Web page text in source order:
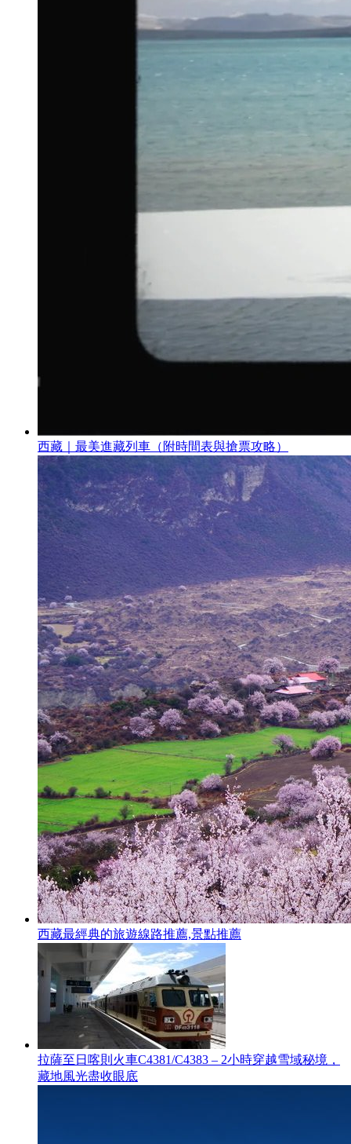
西藏｜最美進藏列車（附時間表與搶票攻略）
西藏最經典的旅遊線路推薦,景點推薦
拉薩至日喀則火車C4381/C4383 – 2小時穿越雪域秘境，
藏地風光盡收眼底